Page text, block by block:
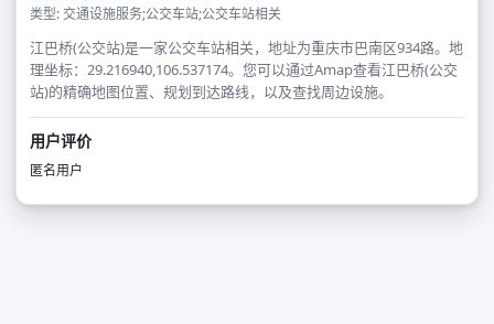
类型: 交通设施服务;公交车站;公交车站相关
江巴桥(公交站)是一家公交车站相关，地址为重庆市巴南区934路。地
理坐标：29.216940,106.537174。您可以通过Amap查看江巴桥(公交
站)的精确地图位置、规划到达路线，以及查找周边设施。
用户评价
匿名用户